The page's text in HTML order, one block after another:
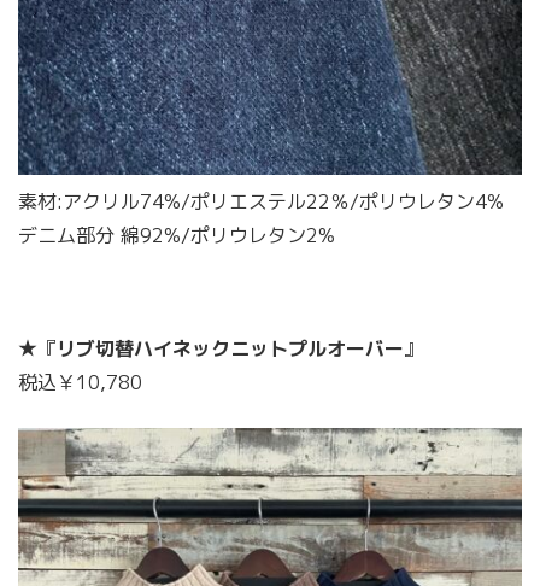
素材:アクリル74%/ポリエステル22％/ポリウレタン4%
デニム部分 綿92%/ポリウレタン2%
★『リブ切替ハイネックニットプルオーバー』
税込￥10,780